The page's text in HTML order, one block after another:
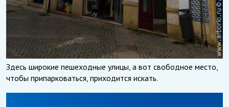
Здесь широкие пешеходные улицы, а вот свободное место,
чтобы припарковаться, приходится искать.